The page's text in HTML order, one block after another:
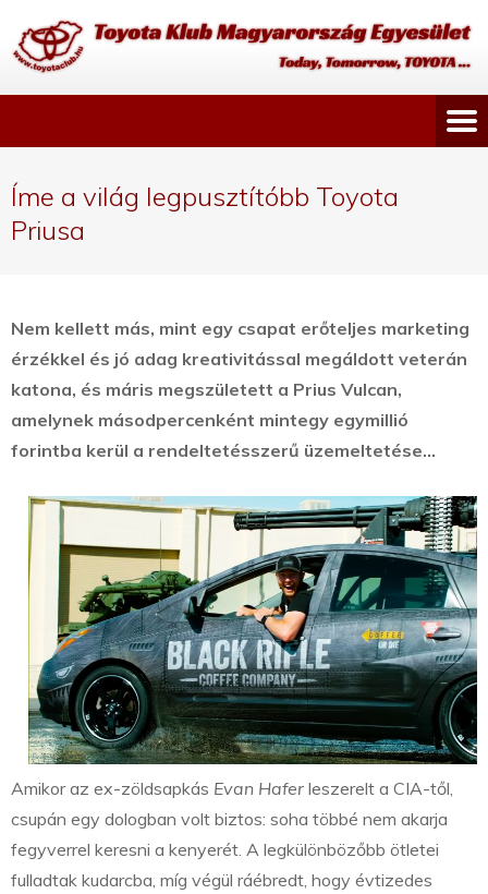
Íme a világ legpusztítóbb Toyota
Priusa
Nem kellett más, mint egy csapat erőteljes marketing
érzékkel és jó adag kreativitással megáldott veterán
katona, és máris megszületett a Prius Vulcan,
amelynek másodpercenként mintegy egymillió
forintba kerül a rendeltetésszerű üzemeltetése…
Amikor az ex-zöldsapkás Evan Hafer leszerelt a CIA-től,
csupán egy dologban volt biztos: soha többé nem akarja
fegyverrel keresni a kenyerét. A legkülönbözőbb ötletei
fulladtak kudarcba, míg végül ráébredt, hogy évtizedes